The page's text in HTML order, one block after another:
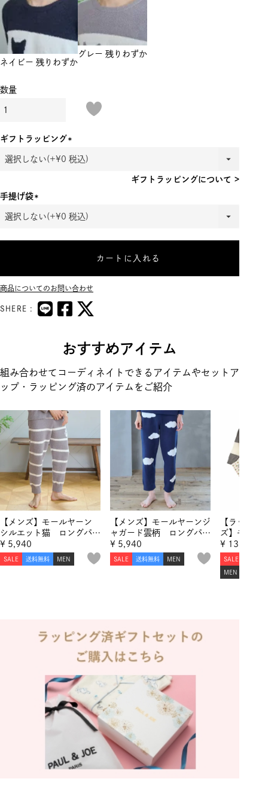
ネイビー 残りわずか
グレー 残りわずか
ギフトラッピング
(必
ギフトラッピングについて >
手提げ袋
(必
カートに入れる
商品についてのお問い合わせ
SHERE :
おすすめアイテム
組み合わせてコーディネイトできるアイテムやセットア
ップ・ラッピング済のアイテムをご紹介
【メンズ】モールヤーン
シルエット猫 ロングパン
ツ
SALE 送料無料 MEN
¥ 5,940
【メンズ】モールヤーンジ
ャガード雲柄 ロングパン
ツ
SALE 送料無料 MEN
¥ 5,940
【ラッピン
ズ】モール
ット猫 プ
ールヤーン
猫 ロング
SALE
MEN
¥ 13,530